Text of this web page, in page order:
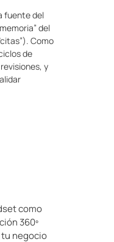
fuente del
del
Como
de
y
como
360º
tu negocio